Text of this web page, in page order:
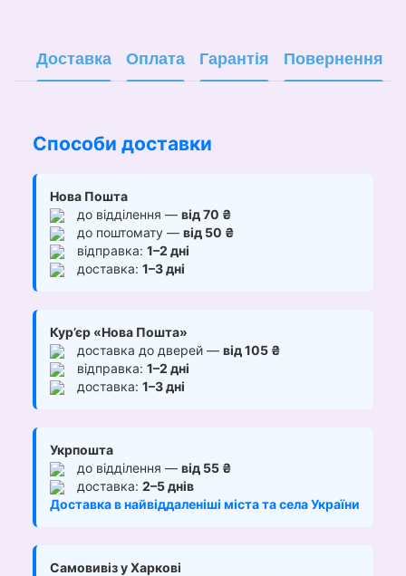
Доставка Оплата Гарантія Повернення
Способи доставки
Нова Пошта
до відділення — від 70 ₴
до поштомату — від 50 ₴
відправка: 1–2 дні
доставка: 1–3 дні
Кур’єр «Нова Пошта»
доставка до дверей — від 105 ₴
відправка: 1–2 дні
доставка: 1–3 дні
Укрпошта
до відділення — від 55 ₴
доставка: 2–5 днів
Доставка в найвіддаленіші міста та села України
Самовивіз у Харкові